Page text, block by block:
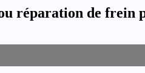
réparation de